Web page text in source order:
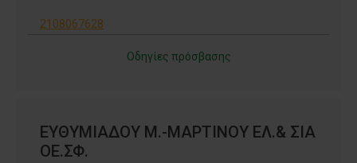
2108067628
Οδηγίες πρόσβασης
ΕΥΘΥΜΙΑΔΟΥ Μ.-ΜΑΡΤΙΝΟΥ ΕΛ.& ΣΙΑ
ΟΕ.ΣΦ.